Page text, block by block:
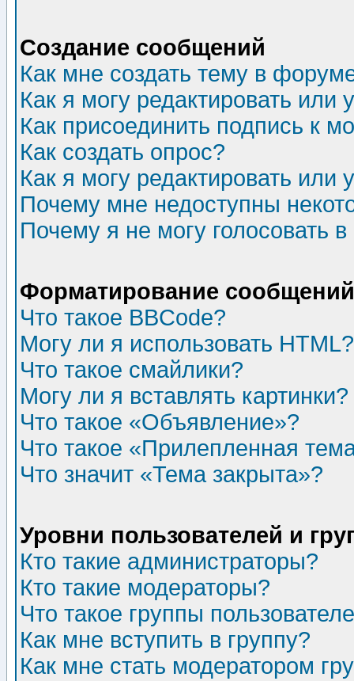
Создание сообщений
Как мне создать тему в
Как я могу редактировать или
Как присоединить подпись к
Как создать опрос?
Как я могу редактировать или
Почему мне недоступны
Почему я не могу голосовать
Форматирование
Что такое BBCode?
Могу ли я использовать HTML?
Что такое смайлики?
Могу ли я вставлять картинки?
Что такое «Объявление»?
Что такое «Прилепленная
Что значит «Тема закрыта»?
Уровни пользователей и
Кто такие администраторы?
Кто такие модераторы?
Что такое группы
Как мне вступить в группу?
Как мне стать модератором